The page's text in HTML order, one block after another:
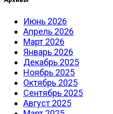
Июнь 2026
Апрель 2026
Март 2026
Январь 2026
Декабрь 2025
Ноябрь 2025
Октябрь 2025
Сентябрь 2025
Август 2025